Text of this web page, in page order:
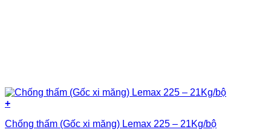
+
Chống thấm (Gốc xi măng) Lemax 225 – 21Kg/bộ